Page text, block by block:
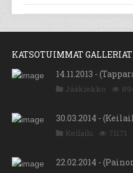
KATSOTUIMMAT GALLERIAT
14.11.2013 -
Jääkiekko
30.03.2014 -
Keilailu 71171
22.02.2014 -